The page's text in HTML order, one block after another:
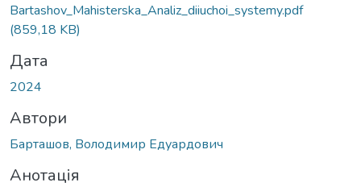
Bartashov_Mahisterska_Analiz_diiuchoi_systemy.pdf
(859,18 KB)
Дата
2024
Автори
Барташов, Володимир Едуардович
Анотація